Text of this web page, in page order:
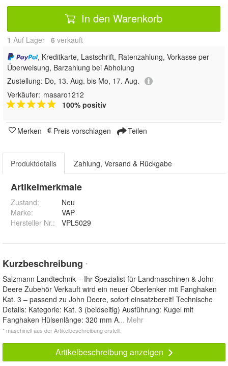
In den Warenkorb
1 Auf Lager 6 verkauft
, Kreditkarte, Lastschrift, Ratenzahlung, Vorkasse per
Überweisung, Barzahlung bei Abholung
Zustellung: Do, 13. Aug. bis Mo, 17. Aug.
Verkäufer: masaro1212
100% positiv
Merken Preis vorschlagen Teilen
Produktdetails Zahlung, Versand & Rückgabe
Artikelmerkmale
Zustand:
Neu
Marke:
VAP
Hersteller Nr.:
VPL5029
Kurzbeschreibung *
Salzmann Landtechnik – Ihr Spezialist für Landmaschinen & John
Deere Zubehör Verkauft wird ein neuer Oberlenker mit Fanghaken
Kat. 3 – passend zu John Deere, sofort einsatzbereit! Technische
Details: Kategorie: Kat. 3 (beidseitig) Ausführung: Kugel mit
Fanghaken Hülsenlänge: 320 mm A... Mehr
* maschinell aus der Artikelbeschreibung erstellt
Artikelbeschreibung anzeigen